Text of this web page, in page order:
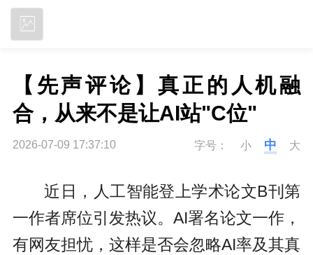
【先声评论】真正的人机融
合，从来不是让AI站"C位"
2026-07-09 17:37:10 字号： 小 中 大
近日，人工智能登上学术论文B刊第
一作者席位引发热议。AI署名论文一作，
有网友担忧，这样是否会忽略AI率及其真